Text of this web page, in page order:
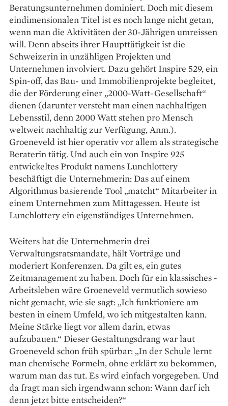
Beratungsunternehmen dominiert. Doch mit diesem
eindimensionalen Titel ist es noch lange nicht getan,
wenn man die Aktivitäten der 30-Jährigen umreissen
will. Denn abseits ihrer Haupttätigkeit ist die
Schweizerin in unzähligen Projekten und
Unternehmen involviert. Dazu gehört Inspire 529, ein
Spin-off, das Bau- und Immobilienprojekte begleitet,
die der Förderung einer „2000-Watt-Gesellschaft“
dienen (darunter versteht man einen nachhaltigen
Lebensstil, denn 2000 Watt stehen pro Mensch
weltweit nachhaltig zur Verfügung, Anm.).
Groeneveld ist hier operativ vor allem als strategische
Beraterin tätig. Und auch ein von Inspire 925
entwickel­­tes Produkt namens Lunchlottery
beschäftigt die Unternehmerin: Das auf einem
Algorithmus basierende Tool „matcht“ Mitarbeiter in
einem Unternehmen zum Mittagessen. Heute ist
Lunchlottery ein eigen­ständiges Unternehmen.
Weiters hat die Unternehmerin drei
Verwaltungsratsmandate, hält Vorträge und
moderiert Konferenzen. Da gilt es, ein gutes
Zeitmanagement zu haben. Doch für ein klassisches ­
Arbeitsleben wäre Groeneveld ver­mutlich sowieso
nicht gemacht, wie sie sagt: „Ich funktioniere am
besten in einem Umfeld, wo ich mitgestalten kann.
Meine Stärke liegt vor allem ­darin, etwas
aufzubauen.“ Dieser Gestaltungsdrang war laut
Groeneveld schon früh spürbar: „In der Schule lernt
man chemische Formeln, ohne erklärt zu bekommen,
warum man das tut. Es wird einfach vorgegeben. Und
da fragt man sich irgendwann schon: Wann darf ich
denn jetzt bitte entscheiden?“